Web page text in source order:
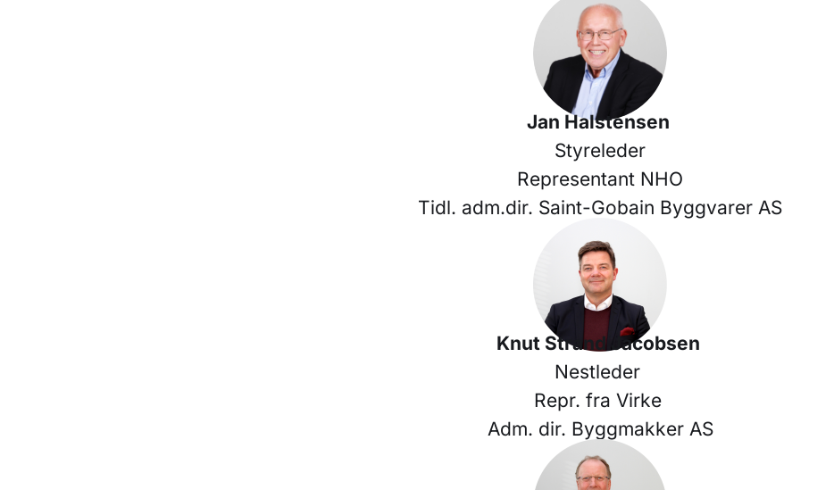
Jan Halstensen
Styreleder
Representant NHO
Tidl. adm.dir. Saint-Gobain Byggvarer AS
Knut Strand Jacobsen
Nestleder
Repr. fra Virke
Adm. dir. Byggmakker AS